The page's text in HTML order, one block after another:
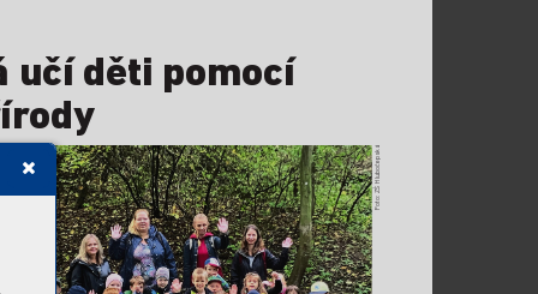
Foto: ZŠ Hlubočepská
učí děti pomocí
ody